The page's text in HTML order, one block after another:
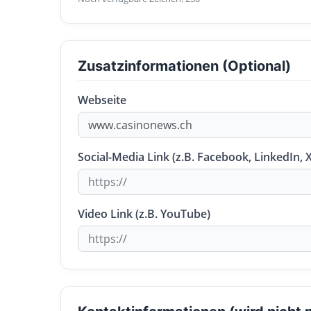
Zusatzinformationen (Optional)
Webseite
Social-Media Link (z.B. Facebook, LinkedIn,
Video Link (z.B. YouTube)